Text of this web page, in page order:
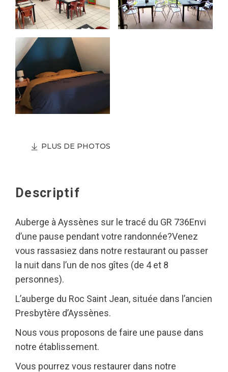
PLUS DE PHOTOS
Descriptif
Auberge à Ayssènes sur le tracé du GR 736Envi
d’une pause pendant votre randonnée?Venez
vous rassasiez dans notre restaurant ou passer
la nuit dans l’un de nos gîtes (de 4 et 8
personnes).
L’auberge du Roc Saint Jean, située dans l’ancien
Presbytère d’Ayssènes.
Nous vous proposons de faire une pause dans
notre établissement.
Vous pourrez vous restaurer dans notre